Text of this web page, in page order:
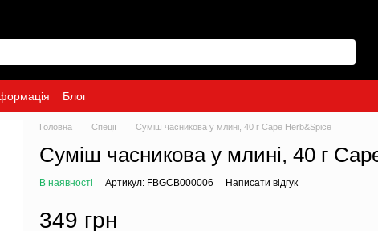
Блог
Головна Спеції Суміш часникова у млині, 40 г Cape Herb&Spice
Суміш часникова у млині, 40 г
В наявності Артикул: FBGCB000006 Написати відгук
349 грн